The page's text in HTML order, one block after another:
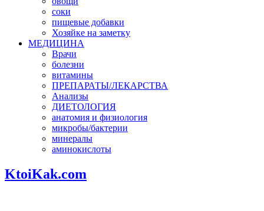
соки
пищевые добавки
Хозяйке на заметку
МЕДИЦИНА
Врачи
болезни
витамины
ПРЕПАРАТЫ/ЛЕКАРСТВА
Анализы
ДИЕТОЛОГИЯ
анатомия и физиология
микробы/бактерии
минералы
аминокислоты
KtoiKak.com